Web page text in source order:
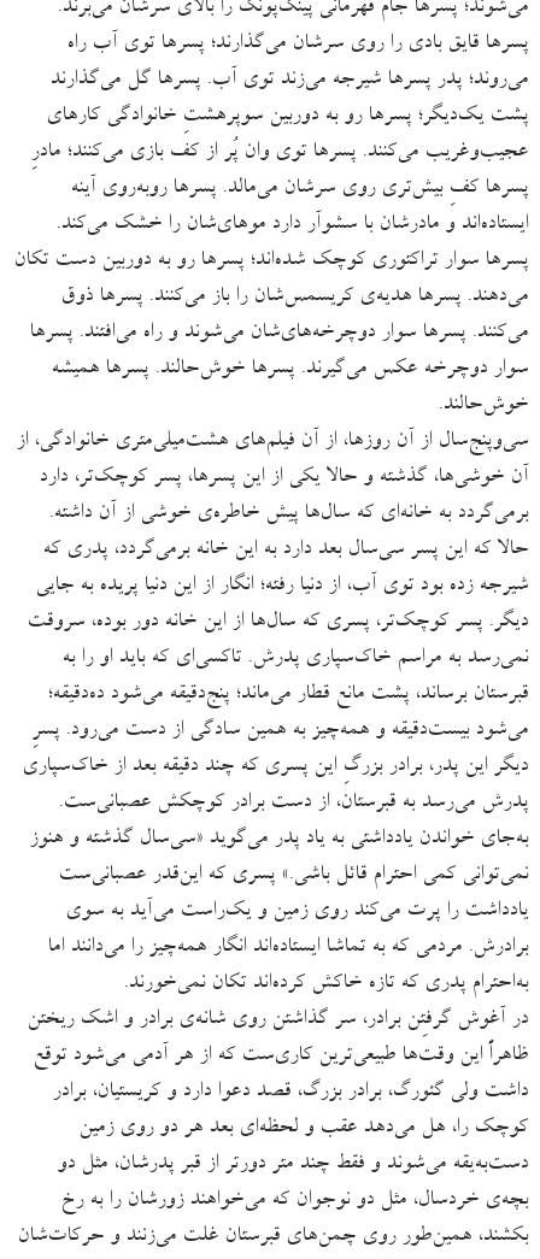
می‌شوند؛ پسرها جام قهرمانی پینگ‌پونگ را بالای سرشان می‌برند.
پسرها قایق بادی را روی سرشان ‌می‌گذارند؛ پسرها توی آب راه
می‌روند؛ پدر پسرها شیرجه می‌زند توی آب. پسرها گل می‌گذارند
پشت یک‌دیگر؛ پسرها رو به دوربین سوپرهشتِ خانوادگی کارهای
عجیب‌وغریب می‌کنند. پسرها توی وان پُر از کف بازی می‌کنند؛ مادرِ
پسرها کفِ بیش‌تری روی سرشان می‌مالد. پسرها روبه‌روی آینه
ایستاده‌اند و مادرشان با سشوآر دارد موهای‌شان را خشک می‌کند.
پسرها سوار تراکتوری کوچک شده‌اند؛ پسرها رو به دوربین دست تکان
می‌دهند. پسرها هدیه‌ی کریسمس‌شان را باز می‌کنند. پسرها ذوق
می‌کنند. پسرها سوار دوچرخه‌های‌شان می‌شوند و راه می‌افتند. پسرها
سوار دوچرخه عکس می‌گیرند. پسرها خوش‌حالند. پسرها همیشه
خوش‌حالند.
سی‌وپنج‌سال از آن روزها، از آن فیلم‌های هشت‌میلی‌متری خانوادگی، از
آن خوشی‌ها، گذشته و حالا یکی از این پسرها، پسر کوچک‌تر، دارد
برمی‌گردد به خانه‌ای که سال‌ها پیش خاطره‌ی خوشی از آن داشته.
حالا که این پسر سی‌سال بعد دارد به این خانه برمی‌گردد، پدری که
شیرجه زده بود توی آب، از دنیا رفته؛ انگار از این دنیا پریده به جایی
دیگر. پسر کوچک‌تر، پسری که سال‌ها از این خانه دور بوده، سروقت
نمی‌رسد به مراسم خاک‌سپاری پدرش. تاکسی‌ای که باید او را به
قبرستان برساند،‌ پشت مانع قطار می‌ماند؛ پنج‌دقیقه می‌شود ده‌دقیقه؛
می‌شود بیست‌دقیقه و همه‌چیز به همین سادگی از دست می‌رود. پسرِ
دیگر این پدر، برادر بزرگِ این پسری که چند دقیقه بعد از خاک‌سپاری
پدرش می‌رسد به قبرستان، از دست برادر کوچکش عصبانی‌ست.
به‌جای خواندن یادداشتی به یاد پدر می‌گوید «سی‌سال گذشته و هنوز
نمی‌توانی کمی احترام قائل باشی.» پسری که این‌قدر عصبانی‌ست
یادداشت را پرت می‌کند روی زمین و یک‌راست می‌آید به سوی
برادرش. مردمی که به تماشا ایستاده‌اند انگار همه‌چیز را می‌دانند اما
به‌احترام پدری که تازه خاکش کرده‌اند تکان نمی‌خورند.
در آغوش گرفتِن برادر، سر گذاشتن روی شانه‌ی برادر و اشک ریختن
ظاهراً این وقت‌ها طبیعی‌ترین کاری‌ست که از هر آدمی می‌شود توقع
داشت ولی گئورگ، برادر بزرگ، قصد دعوا دارد و کریستیان، برادر
کوچک را، هل می‌دهد عقب و لحظه‌ای بعد هر دو روی زمین
دست‌به‌یقه می‌شوند و فقط چند متر دورتر از قبر پدرشان، مثل دو
بچه‌ی خردسال، مثل دو نوجوان که می‌خواهند زورشان را به رخ
بکشند، همین‌طور روی چمن‌های قبرستان غلت می‌زنند و حرکات‌شان